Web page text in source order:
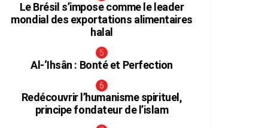
Le Brésil s’impose comme le leader
mondial des exportations alimentaires
halal
Al-‘Ihsân : Bonté et Perfection
Redécouvrir l’humanisme spirituel,
principe fondateur de l’islam